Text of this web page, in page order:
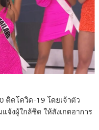
ติดโควิด-19 โดยเจ้าตัว
จ้งผู้ใกล้ชิด ให้สังเกตอาการ